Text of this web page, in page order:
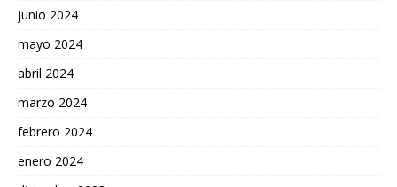
junio 2024
mayo 2024
abril 2024
marzo 2024
febrero 2024
enero 2024